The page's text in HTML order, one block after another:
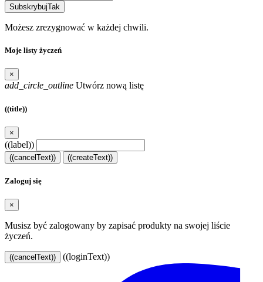
SubskrybujTak
Możesz zrezygnować w każdej chwili.
Moje listy życzeń
×
add_circle_outline Utwórz nową listę
((title))
×
((label))
((cancelText)) ((createText))
Zaloguj się
×
Musisz być zalogowany by zapisać produkty na swojej liście
życzeń.
((cancelText)) ((loginText))